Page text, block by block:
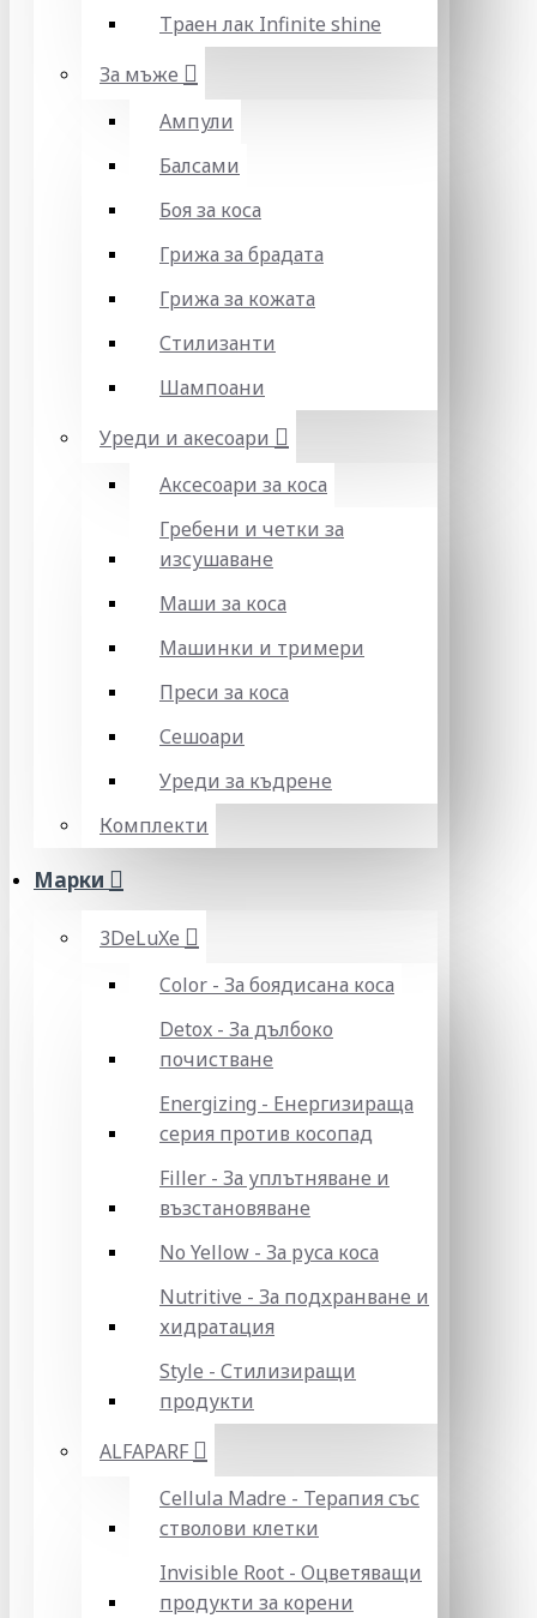
Траен лак Infinite shine
За мъже
Ампули
Балсами
Боя за коса
Грижа за брадата
Грижа за кожата
Стилизанти
Шампоани
Уреди и акесоари
Аксесоари за коса
Гребени и четки за
изсушаване
Маши за коса
Машинки и тримери
Преси за коса
Сешоари
Уреди за къдрене
Комплекти
Марки
3DeLuXe
Color - За боядисана коса
Detox - За дълбоко
почистване
Energizing - Енергизираща
серия против косопад
Filler - За уплътняване и
възстановяване
No Yellow - За руса коса
Nutritive - За подхранване и
хидратация
Style - Стилизиращи
продукти
ALFAPARF
Cellula Madre - Терапия със
стволови клетки
Invisible Root - Оцветяващи
продукти за корени